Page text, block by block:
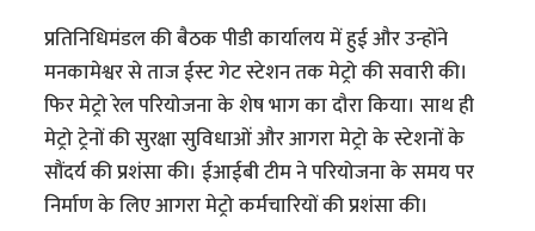
प्रतिनिधिमंडल की बैठक पीडी कार्यालय में हुई और उन्होंने
मनकामेश्वर से ताज ईस्ट गेट स्टेशन तक मेट्रो की सवारी की।
फिर मेट्रो रेल परियोजना के शेष भाग का दौरा किया। साथ ही
मेट्रो ट्रेनों की सुरक्षा सुविधाओं और आगरा मेट्रो के स्टेशनों के
सौंदर्य की प्रशंसा की। ईआईबी टीम ने परियोजना के समय पर
निर्माण के लिए आगरा मेट्रो कर्मचारियों की प्रशंसा की।